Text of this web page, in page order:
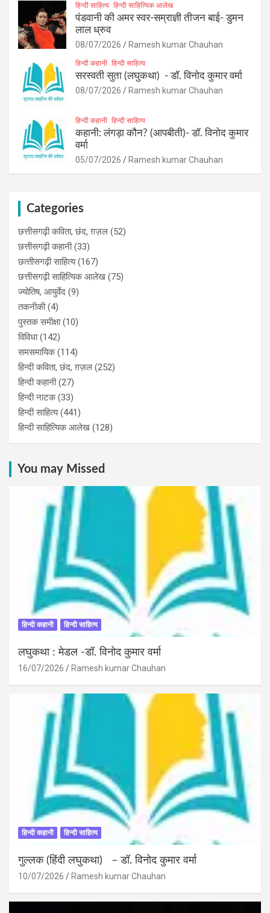
हिन्दी साहित्य हिन्दी साहित्यिक आलेख
पंडवानी की अमर स्वर-सम्राज्ञी तीजन बाई- डुमन
लाल ध्रुव
08/07/2026 Ramesh kumar Chauhan
हिन्दी कहानी हिन्दी साहित्य
सरस्वती सुता (लघुकथा) ​- डॉ. विनोद कुमार वर्मा
08/07/2026 Ramesh kumar Chauhan
हिन्दी कहानी हिन्दी साहित्य
कहानी: लंगड़ा कौन? (आपबीती)​- डॉ. विनोद कुमार
वर्मा
05/07/2026 Ramesh kumar Chauhan
Categories
छत्तीसगढ़ी कविता, छंद, ग़ज़ल (52)
छत्तीसगढ़ी कहानी(33)
छत्‍तीसगढ़ी साहित्‍य(167)
छत्तीसगढ़ी साहित्यिक आलेख (75)
ज्योतिष, आयुर्वेद (9)
तकनीकी(4)
पुस्‍तक समीक्षा(10)
विविधा(142)
समसमायिक(114)
हिन्दी कविता, छंद, ग़ज़ल (252)
हिन्दी कहानी(27)
हिन्‍दी नाटक(33)
हिन्दी साहित्य(441)
हिन्दी साहित्यिक आलेख (128)
You may Missed
हिन्दी कहानी हिन्दी साहित्य
लघुकथा : मेडल -डॉ. विनोद कुमार वर्मा
16/07/2026 Ramesh kumar Chauhan
हिन्दी कहानी हिन्दी साहित्य
गुल्लक (हिंदी लघुकथा) – डॉ. विनोद कुमार वर्मा
10/07/2026 Ramesh kumar Chauhan